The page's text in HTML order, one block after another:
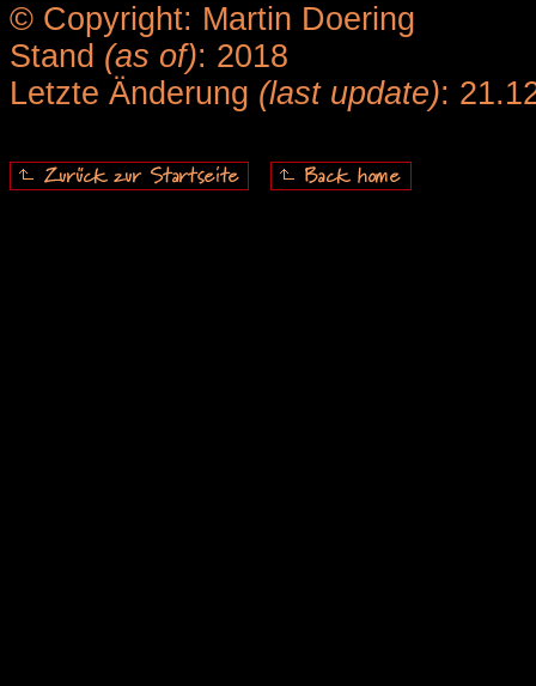
© Copyright: Martin Doering
Stand (as of): 2018
Letzte Änderung (last update):